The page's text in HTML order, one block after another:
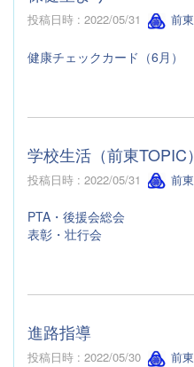
投稿日時 : 2022/05/31 前東
健康チェックカード（6月）
学校生活（前東TOPIC）
投稿日時 : 2022/05/31 前東
PTA・後援会総会
表彰・壮行会
進路指導
投稿日時 : 2022/05/30 前東